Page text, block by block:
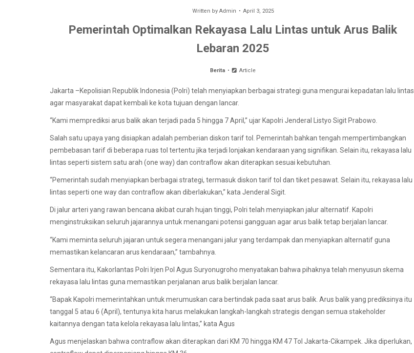
Written by Admin April 3, 2025
Pemerintah Optimalkan Rekayasa Lalu Lintas untuk Arus Balik
Lebaran 2025
Berita Article
Jakarta –Kepolisian Republik Indonesia (Polri) telah menyiapkan berbagai strategi guna mengurai kepadatan lalu lintas
agar masyarakat dapat kembali ke kota tujuan dengan lancar.
“Kami memprediksi arus balik akan terjadi pada 5 hingga 7 April,” ujar Kapolri Jenderal Listyo Sigit Prabowo.
Salah satu upaya yang disiapkan adalah pemberian diskon tarif tol. Pemerintah bahkan tengah mempertimbangkan
pembebasan tarif di beberapa ruas tol tertentu jika terjadi lonjakan kendaraan yang signifikan. Selain itu, rekayasa lalu
lintas seperti sistem satu arah (one way) dan contraflow akan diterapkan sesuai kebutuhan.
“Pemerintah sudah menyiapkan berbagai strategi, termasuk diskon tarif tol dan tiket pesawat. Selain itu, rekayasa lalu
lintas seperti one way dan contraflow akan diberlakukan,” kata Jenderal Sigit.
Di jalur arteri yang rawan bencana akibat curah hujan tinggi, Polri telah menyiapkan jalur alternatif. Kapolri
menginstruksikan seluruh jajarannya untuk menangani potensi gangguan agar arus balik tetap berjalan lancar.
“Kami meminta seluruh jajaran untuk segera menangani jalur yang terdampak dan menyiapkan alternatif guna
memastikan kelancaran arus kendaraan,” tambahnya.
Sementara itu, Kakorlantas Polri Irjen Pol Agus Suryonugroho menyatakan bahwa pihaknya telah menyusun skema
rekayasa lalu lintas guna memastikan perjalanan arus balik berjalan lancar.
“Bapak Kapolri memerintahkan untuk merumuskan cara bertindak pada saat arus balik. Arus balik yang prediksinya itu
tanggal 5 atau 6 (April), tentunya kita harus melakukan langkah-langkah strategis dengan semua stakeholder
kaitannya dengan tata kelola rekayasa lalu lintas,” kata Agus
Agus menjelaskan bahwa contraflow akan diterapkan dari KM 70 hingga KM 47 Tol Jakarta-Cikampek. Jika diperlukan,